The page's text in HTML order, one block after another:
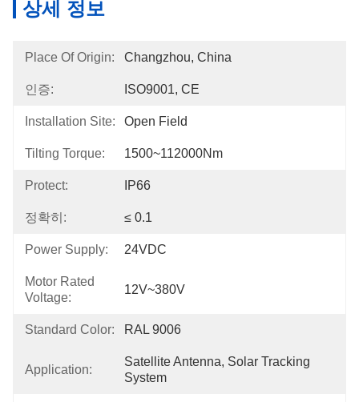
상세 정보
Place Of Origin: Changzhou, China
인증: ISO9001, CE
Installation Site: Open Field
Tilting Torque: 1500~112000Nm
Protect: IP66
정확히: ≤ 0.1
Power Supply: 24VDC
Motor Rated
Voltage:
12V~380V
Standard Color: RAL 9006
Application:
Satellite Antenna, Solar Tracking
System